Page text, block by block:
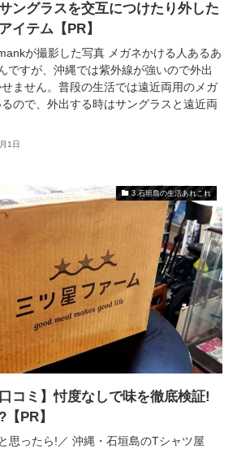
ングラスを交互につけたり外した
イテム【PR】
が撮影した写真 メガネかける人あるあ
ですが、沖縄では紫外線が強いので外出
ません。普段の生活では遠近両用のメガ
ので、外出する時はサングラスと遠近両
1日
3.石垣島の生活あれこれ
コミ】忖度なしで味を徹底検証!
PR】
思ったら!／ 沖縄・石垣島のTシャツ屋